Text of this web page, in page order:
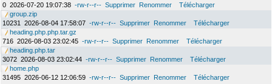
0 2026-07-20 19:07:38 -rw-r--r-- Supprimer Renommer
Télécharger
group.zip
10231
2026-08-04 17:58:07 -rw-r--r-- Supprimer Renommer
Télécharger
heading.php.php.tar.gz
716 2026-08-03 23:02:45 -rw-r--r-- Supprimer Renommer
Télécharger
heading.php.tar
3072 2026-08-03 23:02:44 -rw-r--r-- Supprimer Renommer
Télécharger
home.php
31495 2026-06-12 12:06:59 -rw-r--r-- Supprimer Renommer
Télécharger